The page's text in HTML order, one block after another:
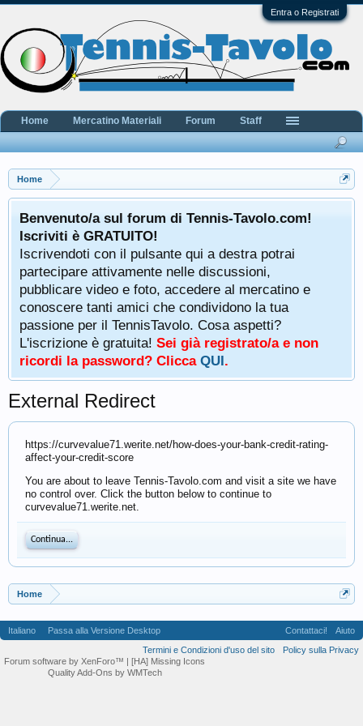
Entra o Registrati
Home
Benvenuto/a sul forum di Tennis-Tavolo.com!
Iscriviti è GRATUITO!
Iscrivendoti con il pulsante qui a destra potrai
partecipare attivamente nelle discussioni,
pubblicare video e foto, accedere al mercatino e
conoscere tanti amici che condividono la tua
passione per il TennisTavolo. Cosa aspetti?
L'iscrizione è gratuita! Sei già registrato/a e non
ricordi la password? Clicca QUI.
External Redirect
https://curvevalue71.werite.net/how-does-your-bank-credit-rating-
affect-your-credit-score
You are about to leave Tennis-Tavolo.com and visit a site we have
no control over. Click the button below to continue to
curvevalue71.werite.net.
Continua...
Home
Home Mercatino Materiali Forum Staff
Italiano Passa alla Versione Desktop Contattaci!
Aiuto
Termini e Condizioni d'uso del sito
Policy sulla Privacy
Forum software by XenForo™ | [HA] Missing Icons
Quality Add-Ons by WMTech